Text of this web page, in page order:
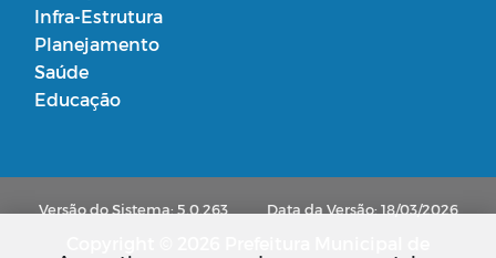
Infra-Estrutura
Planejamento
Saúde
Educação
Versão do Sistema: 5.0.263 Data da Versão: 18/03/2026